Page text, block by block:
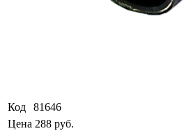
Код
81646
Цена 288 руб.